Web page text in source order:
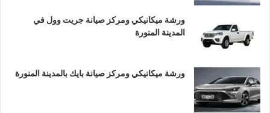
ورشة ميكانيكي ومركز صيانة جريت وول في
المدينة المنورة
ورشة ميكانيكي ومركز صيانة بايك بالمدينة المنورة